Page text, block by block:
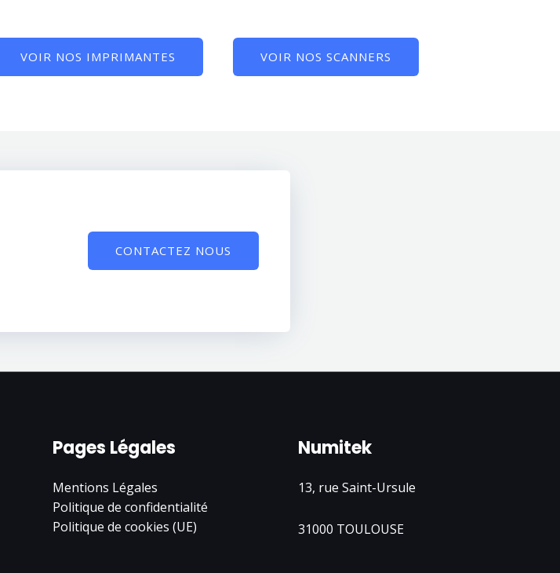
VOIR NOS IMPRIMANTES VOIR NOS SCANNERS
CONTACTEZ NOUS
Pages Légales
Mentions Légales
Politique de confidentialité
Politique de cookies (UE)
Numitek
13, rue Saint-Ursule
31000 TOULOUSE